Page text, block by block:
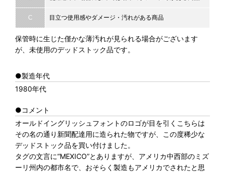
C 目立つ使用感やダメージ・汚れがある商品
保管時に生じた僅かな薄汚れが見られる場合がございます
が、未使用のデッドストック品です。
●製造年代
1980年代
●コメント
オールドイングリッシュフォントのロゴが目を引くこちらは
その名の通り新聞配達用に造られた物ですが、この度稀少な
デッドストック品を買い付けました。
タグの文言に“MEXICO”とありますが、アメリカ中西部のミズ
ーリ州内の都市名で、おそらく製造もアメリカでされたと思